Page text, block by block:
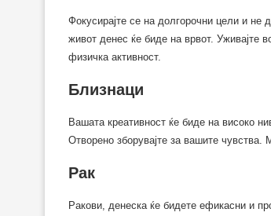
Фокусирајте се на долгорочни цели и не
живот денес ќе биде на врвот. Уживајте
физичка активност.
Близнаци
Вашата креативност ќе биде на високо
Отворено зборувајте за вашите
Рак
Ракови, денеска ќе бидете ефикасни и